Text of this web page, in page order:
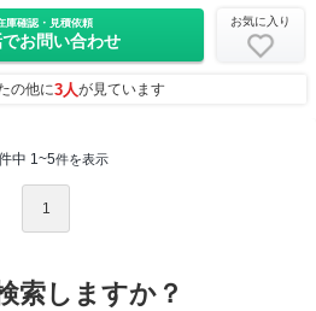
庫確認・見積依頼
お問い合わせ
お気に入り
の他に3人が見ています
中 1~5件を表示
1
索しますか？